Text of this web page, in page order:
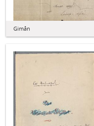
Gimån